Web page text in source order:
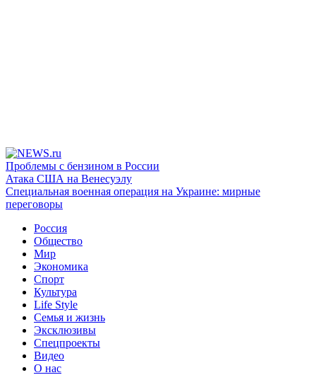
Проблемы с бензином в России
Атака США на Венесуэлу
Специальная военная операция на Украине: мирные
переговоры
Россия
Общество
Мир
Экономика
Спорт
Культура
Life Style
Семья и жизнь
Эксклюзивы
Спецпроекты
Видео
О нас